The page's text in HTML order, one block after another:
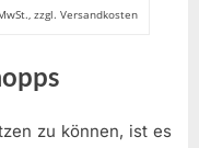
zzgl. Versandkosten
zu können, ist es